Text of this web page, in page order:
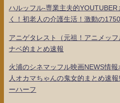
ハルッフル-専業主夫的
く！初老人の介護生活！激動の
アニゲタレスト（元祖！アニメッ
ナベ的まとめ速報
火浦のシネマッフル映画NEWS情
人オカマちゃんの鬼女的まとめ速
ーハーフ